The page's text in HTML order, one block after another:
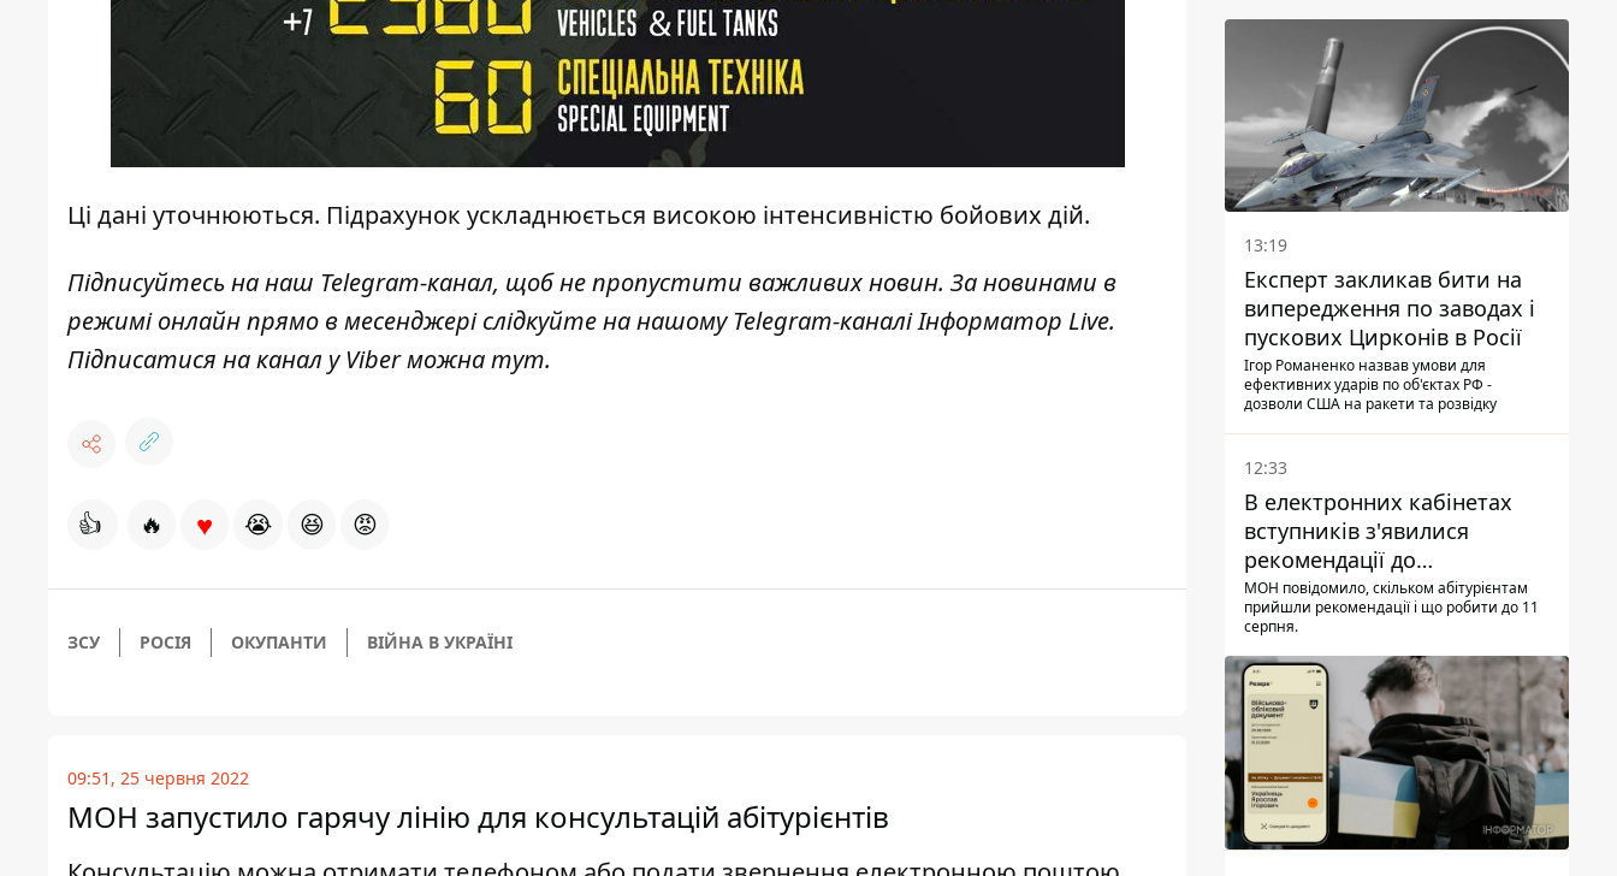
Ці дані уточнюються. Підрахунок ускладнюється високою інтенсивністю бойових дій.
Підписуйтесь на наш Telegram-канал, щоб не пропустити важливих новин. За новинами в
режимі онлайн прямо в месенджері слідкуйте на нашому Telegram-каналіІнформатор Live.
Підписатися на канал у Viber можнатут.
👍 🔥 ♥ 😭 😆 😡
ЗСУ РОСІЯ ОКУПАНТИ ВІЙНА В УКРАЇНІ
09:51, 25 червня 2022
МОН запустило гарячу лінію для консультацій абітурієнтів
13:19
Експерт закликав бити на
випередження по заводах і
пускових Цирконів в Росії
Ігор Романенко назвав умови для
ефективних ударів по об'єктах РФ -
дозволи США на ракети та розвідку
12:33
В електронних кабінетах
вступників з'явилися
рекомендації до
зарахування на бакалаврат і
в магістратуру - що треба
МОН повідомило, скільком абітурієнтам
прийшли рекомендації і що робити до 11
серпня.